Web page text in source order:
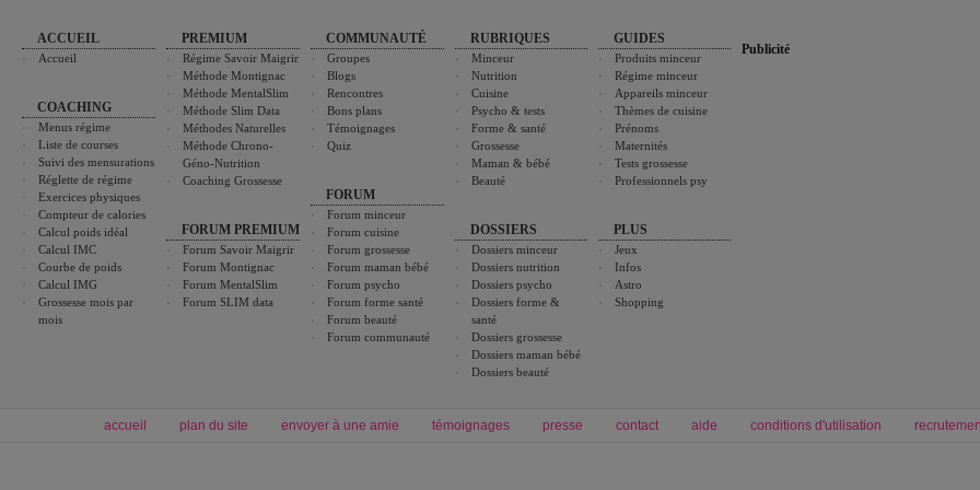
ACCUEIL
Accueil
COACHING
Menus régime
Liste de courses
Suivi des mensurations
Réglette de régime
Exercices physiques
Compteur de calories
Calcul poids idéal
Calcul IMC
Courbe de poids
Calcul IMG
Grossesse mois par
mois
PREMIUM
Régime Savoir Maigrir
Méthode Montignac
Méthode MentalSlim
Méthode Slim Data
Méthodes Naturelles
Méthode Chrono-
Géno-Nutrition
Coaching Grossesse
FORUM PREMIUM
Forum Savoir Maigrir
Forum Montignac
Forum MentalSlim
Forum SLIM data
COMMUNAUTÉ
Groupes
Blogs
Rencontres
Bons plans
Témoignages
Quiz
FORUM
Forum minceur
Forum cuisine
Forum grossesse
Forum maman bébé
Forum psycho
Forum forme santé
Forum beauté
Forum communauté
RUBRIQUES
Minceur
Nutrition
Cuisine
Psycho & tests
Forme & santé
Grossesse
Maman & bébé
Beauté
DOSSIERS
Dossiers minceur
Dossiers nutrition
Dossiers psycho
Dossiers forme &
santé
Dossiers grossesse
Dossiers maman bébé
Dossiers beauté
GUIDES
Produits minceur
Régime minceur
Appareils minceur
Thèmes de cuisine
Prénoms
Maternités
Tests grossesse
Professionnels psy
PLUS
Jeux
Infos
Astro
Shopping
Publicité
accueil plan du site envoyer à une amie témoignages presse contact aide conditions d'utilisation